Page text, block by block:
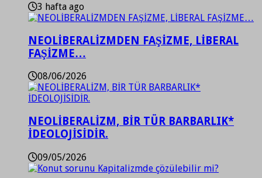
3 hafta ago
NEOLİBERALİZMDEN FAŞİZME, LİBERAL
FAŞİZME…
08/06/2026
NEOLİBERALİZM, BİR TÜR BARBARLIK*
İDEOLOJİSİDİR.
09/05/2026